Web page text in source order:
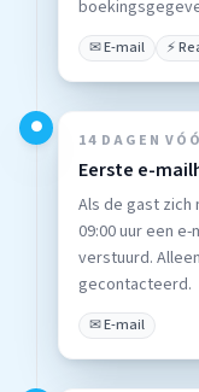
✉ E-mail ⚡
●
14 DAGEN
Eerste e-
Als de gast
09:00 uur een
verstuurd.
gecontacteerd.
✉ E-mail